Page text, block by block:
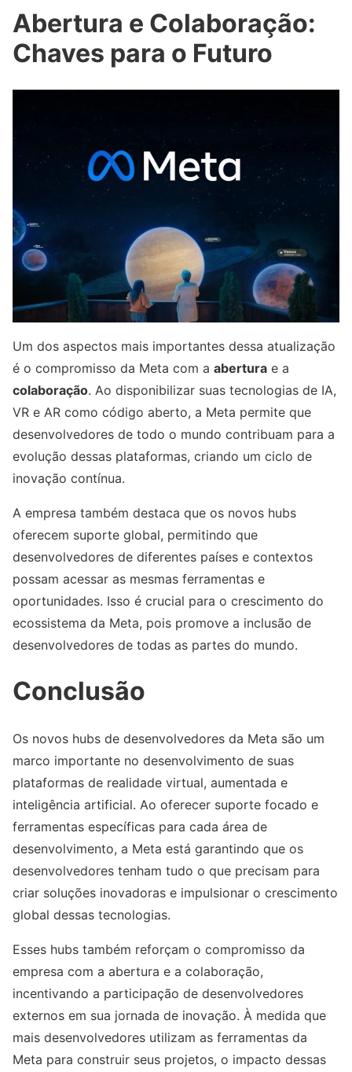
Abertura e Colaboração:
Chaves para o Futuro
Um dos aspectos mais importantes dessa atualização
é o compromisso da Meta com a abertura e a
colaboração. Ao disponibilizar suas tecnologias de IA,
VR e AR como código aberto, a Meta permite que
desenvolvedores de todo o mundo contribuam para a
evolução dessas plataformas, criando um ciclo de
inovação contínua.
A empresa também destaca que os novos hubs
oferecem suporte global, permitindo que
desenvolvedores de diferentes países e contextos
possam acessar as mesmas ferramentas e
oportunidades. Isso é crucial para o crescimento do
ecossistema da Meta, pois promove a inclusão de
desenvolvedores de todas as partes do mundo.
Conclusão
Os novos hubs de desenvolvedores da Meta são um
marco importante no desenvolvimento de suas
plataformas de realidade virtual, aumentada e
inteligência artificial. Ao oferecer suporte focado e
ferramentas específicas para cada área de
desenvolvimento, a Meta está garantindo que os
desenvolvedores tenham tudo o que precisam para
criar soluções inovadoras e impulsionar o crescimento
global dessas tecnologias.
Esses hubs também reforçam o compromisso da
empresa com a abertura e a colaboração,
incentivando a participação de desenvolvedores
externos em sua jornada de inovação. À medida que
mais desenvolvedores utilizam as ferramentas da
Meta para construir seus projetos, o impacto dessas